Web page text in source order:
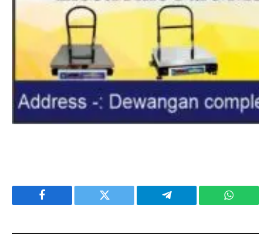
Facebook Twitter Telegram